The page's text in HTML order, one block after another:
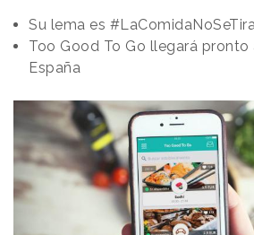
Su lema es
Too Good To Go llegará
España